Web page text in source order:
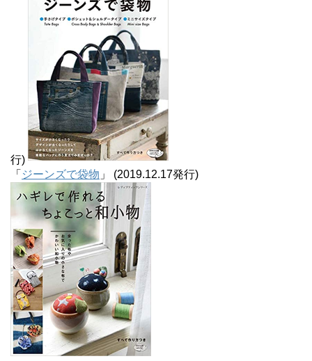
行)
「 ジーンズで袋物 」 (2019.12.17発行)